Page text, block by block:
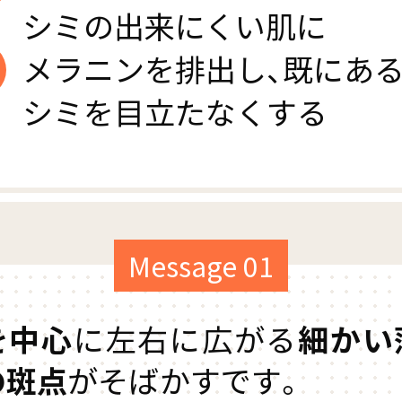
シミの出来にくい肌に
メラニンを排出し、既にあ
シミを目立たなくする
Message 01
心に左右に広がる細か
点がそばかすです。